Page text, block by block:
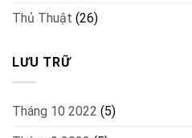
Thủ Thuật (26)
LƯU TRỮ
Tháng 10 2022 (5)